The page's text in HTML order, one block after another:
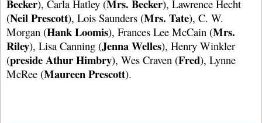
Becker), Carla Hatley (Mrs. Becker), Lawrence Hecht
(Neil Prescott), Lois Saunders (Mrs. Tate), C. W.
Morgan (Hank Loomis), Frances Lee McCain (Mrs.
Riley), Lisa Canning (Jenna Welles), Henry Winkler
(preside AthurHimbry), Wes Craven (Fred), Lynne
McRee (Maureen Prescott).